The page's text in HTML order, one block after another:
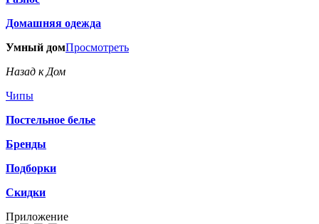
Домашняя одежда
Умный домПросмотреть
Назад к Дом
Чипы
Постельное белье
Бренды
Подборки
Скидки
Приложение